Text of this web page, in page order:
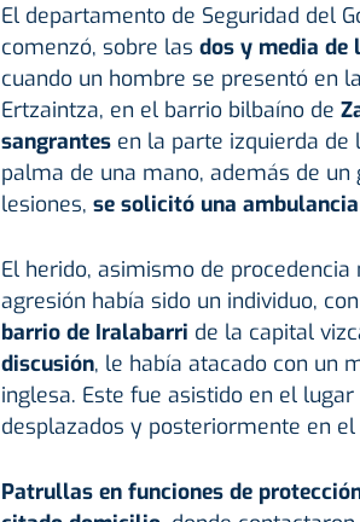
El departamento de Seguridad del
comenzó, sobre las dos y media de
cuando un hombre se presentó en la
Ertzaintza, en el barrio bilbaíno de
sangrantesen la parte izquierda de
palma de una mano, además de
lesiones, se solicitó una ambulancia
El herido, asimismo de
agresión había sido un individuo,
barrio de Iralabarri de la capital
discusión, le había atacado con un
inglesa. Este fue asistido en el
desplazados y posteriormente en
Patrullas en funciones de